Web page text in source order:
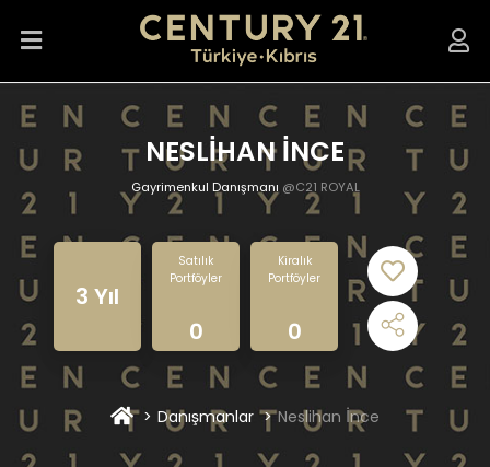
NESLİHAN İNCE
Gayrimenkul Danışmanı @C21 ROYAL
3 Yıl
Satılık
Portföyler
0
Kiralık
Portföyler
0
Danışmanlar Neslihan İnce